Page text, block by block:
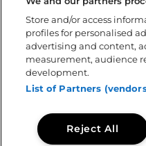
Volontär
Kontakta oss
Sweden Rock Spirits
Sweden Rock
Store and/or access
profiles for personalised
advertising and content,
measurement, audience
development.
List of Partners
Reject All